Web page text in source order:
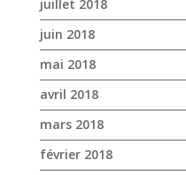
juillet 2018
juin 2018
mai 2018
avril 2018
mars 2018
février 2018